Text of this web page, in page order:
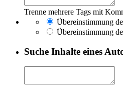
Trenne mehrere Tags mit
Übereinstimmung
Übereinstimmung
Suche Inhalte eines